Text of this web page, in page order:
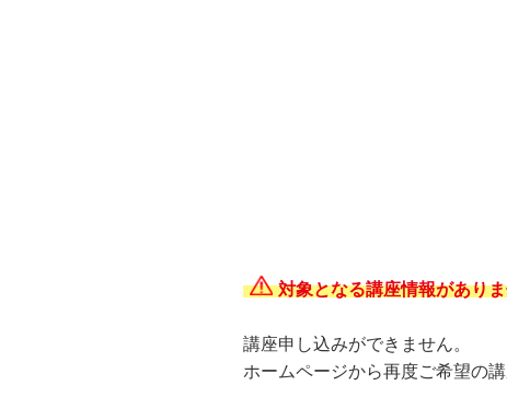
対象となる講座情報があり
講座申し込みができません。
ホームページから再度ご希望の